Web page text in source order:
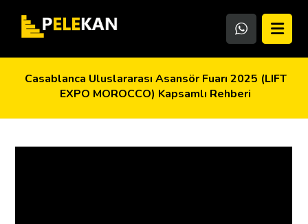
Casablanca Uluslararası Asansör Fuarı 2025 (LIFT
EXPO MOROCCO) Kapsamlı Rehberi